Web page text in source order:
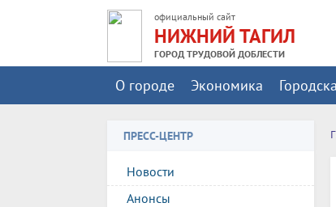
официальный сайт
НИЖНИЙ ТАГИЛ
ГОРОД ТРУДОВОЙ ДОБЛЕСТИ
О городе Экономика
ПРЕСС-ЦЕНТР
Новости
Анонсы